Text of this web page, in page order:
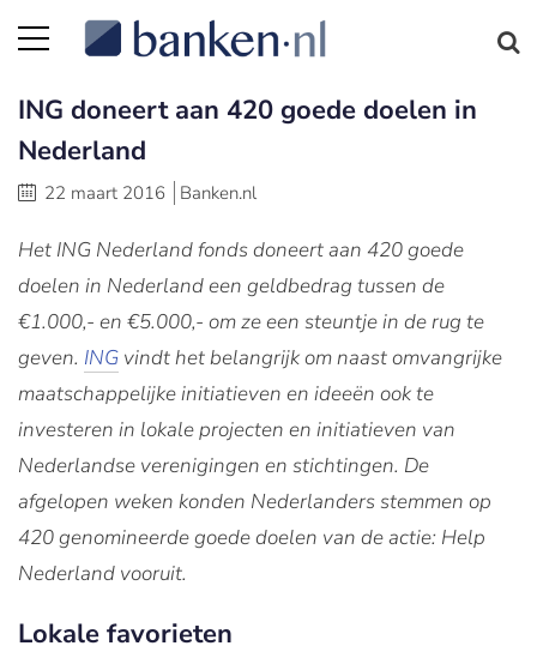
ING doneert aan 420 goede doelen in
Nederland
22 maart 2016 Banken.nl
Het ING Nederland fonds doneert aan 420 goede
doelen in Nederland een geldbedrag tussen de
€1.000,- en €5.000,- om ze een steuntje in de rug te
geven. ING vindt het belangrijk om naast omvangrijke
maatschappelijke initiatieven en ideeën ook te
investeren in lokale projecten en initiatieven van
Nederlandse verenigingen en stichtingen. De
afgelopen weken konden Nederlanders stemmen op
420 genomineerde goede doelen van de actie: Help
Nederland vooruit.
Lokale favorieten